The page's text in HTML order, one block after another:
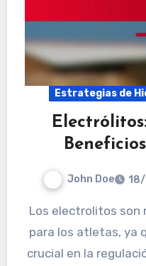
Estrategias de
John Doe
Los electrolitos son minerales fundamentales
para los atletas, ya
crucial en la